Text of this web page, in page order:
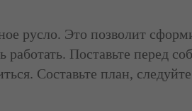
русло. Это позволит
Поставьте перед
Составьте план,